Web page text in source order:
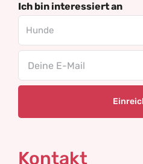
Ich bin interessiert an
Kontakt